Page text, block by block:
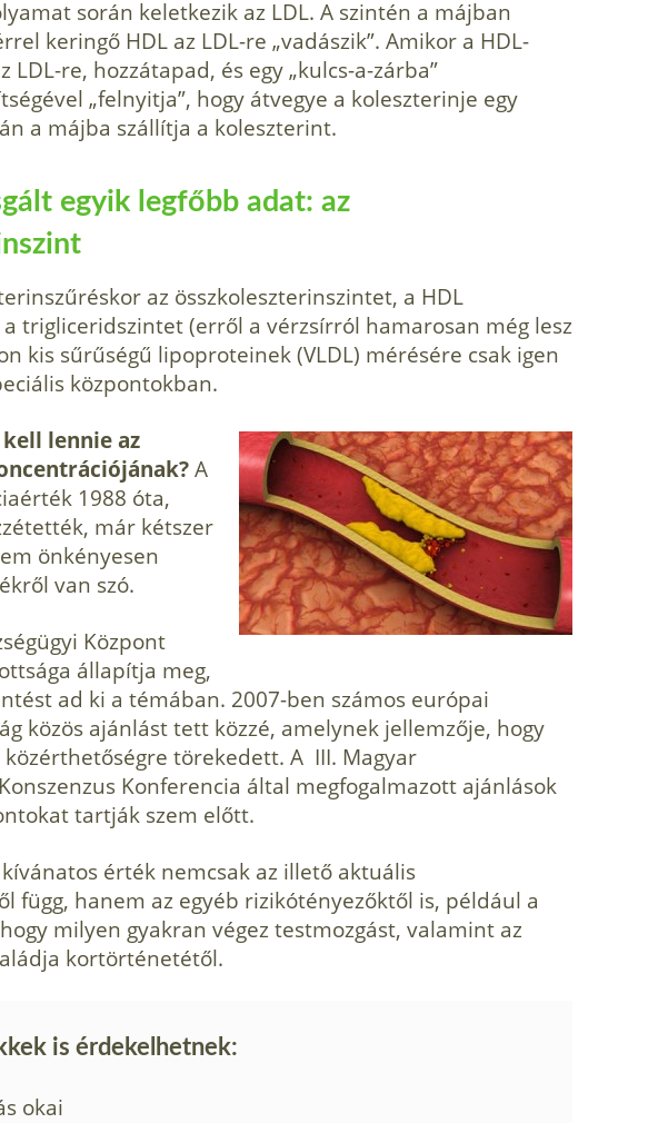
során keletkezik az LDL. A szintén a májban
keringő HDL az LDL-re „vadászik”. Amikor a HDL-
LDL-re, hozzátapad, és egy „kulcs-a-zárba”
„felnyitja”, hogy átvegye a koleszterinje egy
a májba szállítja a koleszterint.
egyik legfőbb adat: az
az összkoleszterinszintet, a HDL
trigliceridszintet (erről a vérzsírról hamarosan még lesz
kis sűrűségű lipoproteinek (VLDL) mérésére csak igen
központokban.
lennie az
A
1988 óta,
már kétszer
önkényesen
van szó.
Központ
állapítja meg,
ad ki a témában. 2007-ben számos európai
közös ajánlást tett közzé, amelynek jellemzője, hogy
közérthetőségre törekedett. A III. Magyar
Konferencia által megfogalmazott ajánlások
tartják szem előtt.
érték nemcsak az illető aktuális
függ, hanem az egyéb rizikótényezőktől is, például a
milyen gyakran végez testmozgást, valamint az
kortörténetétől.
is érdekelhetnek:
okai